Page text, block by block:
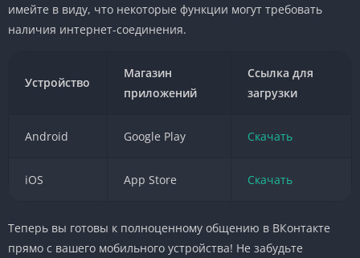
имейте в виду, что некоторые функции могут требовать
наличия интернет-соединения.
Устройство
Магазин
приложений
Ссылка для
загрузки
Android Google Play Скачать
iOS App Store Скачать
Теперь вы готовы к полноценному общению в ВКонтакте
прямо с вашего мобильного устройства! Не забудьте